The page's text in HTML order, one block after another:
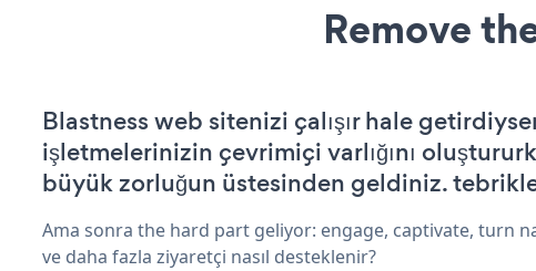
Remove
Blastness web sitenizi çalışır hale
işletmelerinizin çevrimiçi varlığını
büyük zorluğun üstesinden geldiniz.
Ama sonra the hard part geliyor: engage, captivate, turn
ve daha fazla ziyaretçi nasıl desteklenir?